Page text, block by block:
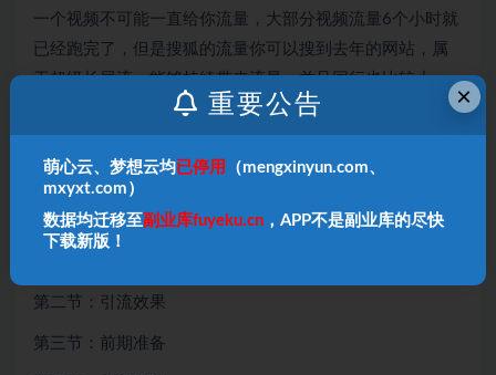
一个视频不可能一直给你流量，大部分视频流量6个小时就
已经跑完了，但是搜狐的流量你可以搜到去年的网站，属
于超级长尾流，能够持续带来流量，并且同行也比较小，
对这一块管理的非常松散，不会涉及违规
课程目录：
第二节：引流效果
第三节：前期准备
×
重要公告
萌心云、梦想云均 已停用
（mengxinyun.com、
mxyxt.com）
数据均迁移至副业库fuyeku.cn ，APP不是副业库的尽快
下载新版！